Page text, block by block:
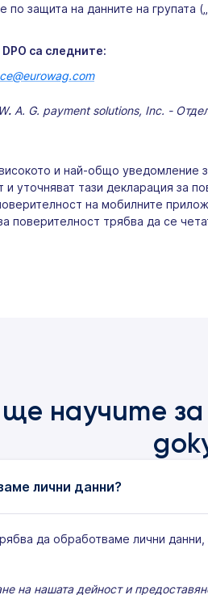
защита на данните на групата („
са следните:
W. А. G. payment solutions, Inc. -
и най-общо уведомление
и уточняват тази декларация за
на мобилните
поверителност трябва да се
ще научите
лични данни?
да обработваме лични данни,
на нашата дейност и